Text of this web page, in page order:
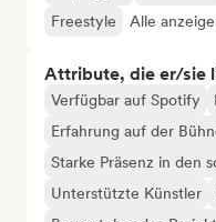
Freestyle
Alle
Attribute, die er/sie
Verfügbar auf Spotify
Erfahrung auf der
Starke Präsenz in den
Unterstützte Künstler